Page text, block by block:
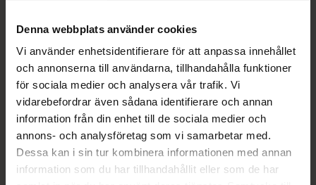
Denna webbplats använder cookies
Vi använder enhetsidentifierare för att anpassa innehållet
och annonserna till användarna, tillhandahålla funktioner
för sociala medier och analysera vår trafik. Vi
vidarebefordrar även sådana identifierare och annan
information från din enhet till de sociala medier och
annons- och analysföretag som vi samarbetar med.
Dessa kan i sin tur kombinera informationen med annan
information som du har tillhandahållit eller som de har
Formulan innehåller ett derivat från Tasmansk
peppar som hjälper till att minska irritationen
som kan uppstå i samband med syra-
användning. Detta derivat är av vegetabiliskt
ursprung och kan variera i färg beroende på
årstid. Formulans färg kan därför variera
mellan olika tillverkningstillfällen.